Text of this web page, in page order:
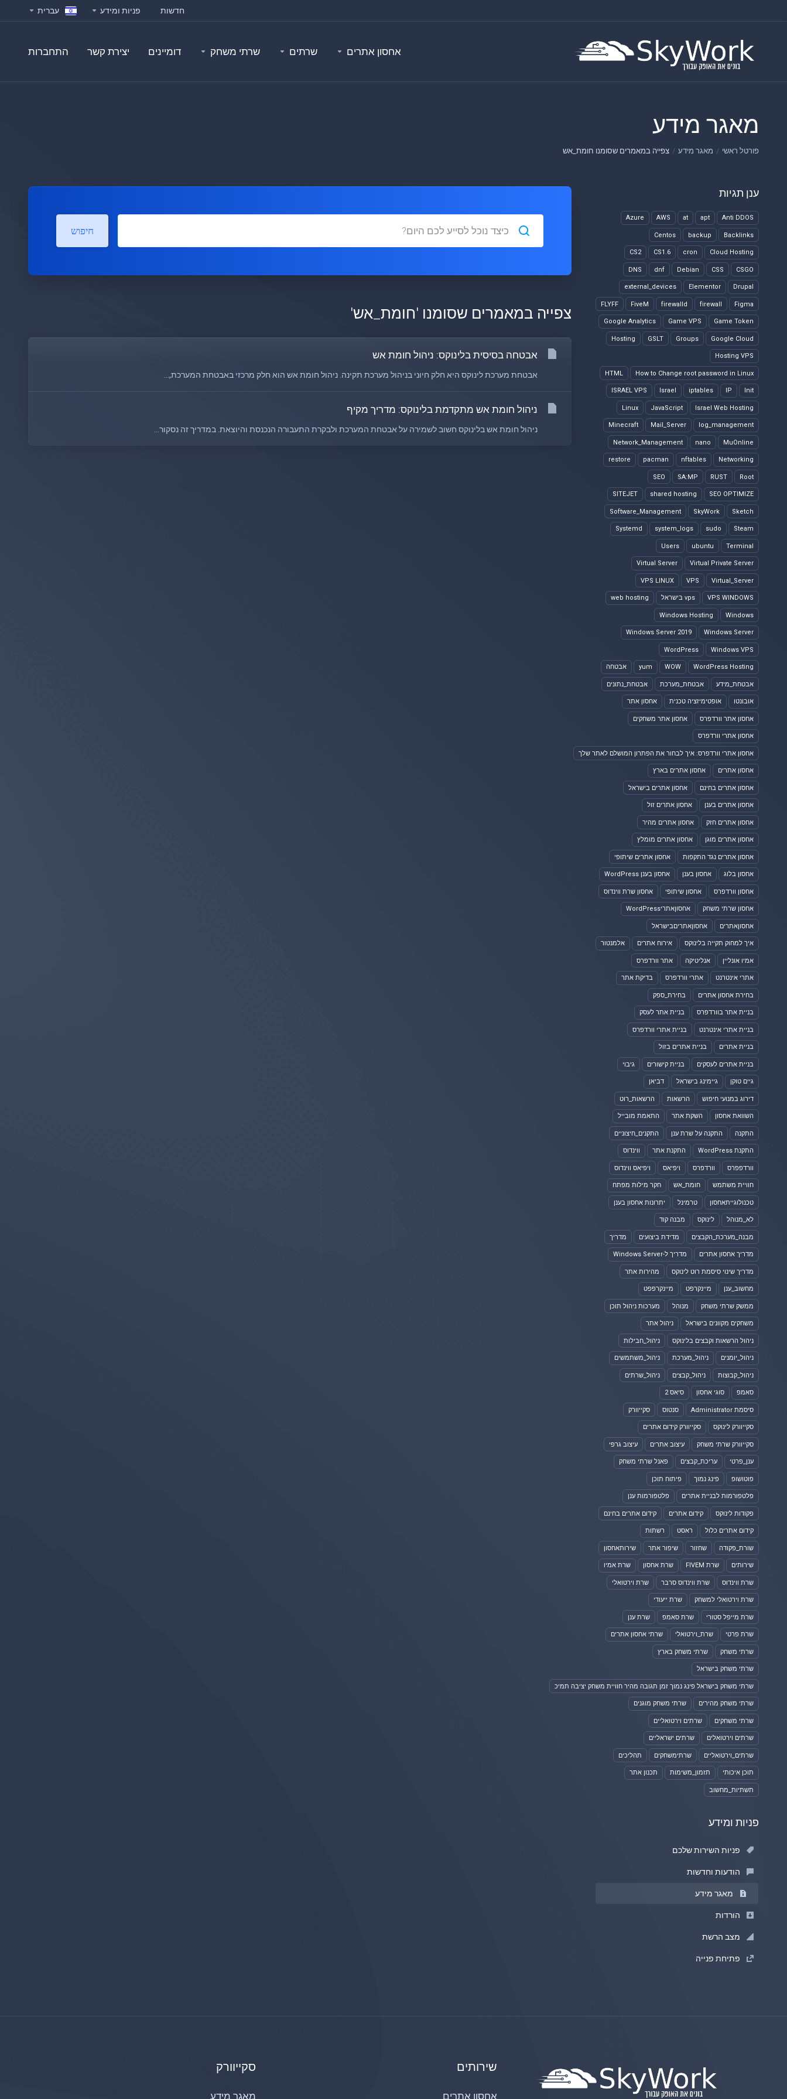
חדשות פניות ומידע עברית
אחסון אתרים שרתים שרתי משחק דומיינים יצירת קשר התחברות
מאגר מידע
פורטל ראשי מאגר מידע צפייה במאמרים שסומנו חומת_אש
ענן תגיות
Anti DDOS
apt
at
AWS
Azure
Backlinks
backup
Centos
Cloud Hosting
cron
CS1.6
CS2
CSGO
CSS
Debian
dnf
DNS
Drupal
Elementor
external_devices
Figma
firewall
firewalld
FiveM
FLYFF
Game Token
Game VPS
Google Analytics
Google Cloud
Groups
GSLT
Hosting
Hosting VPS
How to Change root password in Linux
HTML
Init
IP
iptables
Israel
ISRAEL VPS
Israel Web Hosting
JavaScript
Linux
log_management
Mail_Server
Minecraft
MuOnline
nano
Network_Management
Networking
nftables
pacman
restore
Root
RUST
SA:MP
SEO
SEO OPTIMIZE
shared hosting
SITEJET
Sketch
SkyWork
Software_Management
Steam
sudo
system_logs
Systemd
Terminal
ubuntu
Users
Virtual Private Server
Virtual Server
Virtual_Server
VPS
VPS LINUX
VPS WINDOWS vps בישראל web hosting
Windows
Windows Hosting
Windows Server
Windows Server 2019
Windows VPS
WordPress
WordPress Hosting
WOW
yum אבטחה
אבטחת_מידע אבטחת_מערכת אבטחת_נתונים
אובונטו אופטימיזציה טכנית אחסון אתר
אחסון אתר וורדפרס אחסון אתר משחקים
אחסון אתרי וורדפרס
אחסון אתרי וורדפרס: איך לבחור את הפתרון המושלם לאתר שלך
אחסון אתרים אחסון אתרים בארץ
אחסון אתרים בחינם אחסון אתרים בישראל
אחסון אתרים בענן אחסון אתרים זול
אחסון אתרים חזק אחסון אתרים מהיר
אחסון אתרים מוגן אחסון אתרים מומלץ
אחסון אתרים נגד התקפות אחסון אתרים שיתופי
אחסון בלוג אחסון בענן אחסון בענן WordPress
אחסון וורדפרס אחסון שיתופי אחסון שרת ווינדוס
אחסון שרתי משחק אחסוןאתריWordPress
אחסוןאתרים אחסוןאתריםבישראל
איך למחוק תקייה בלינוקס אירוח אתרים אלמנטור
אמיו אונליין אנליטיקה אתר וורדפרס
אתרי אינטרנט אתרי וורדפרס בדיקת אתר
בחירת אחסון אתרים בחירת_ספק
בניית אתר בוורדפרס בניית אתר לעסק
בניית אתרי אינטרנט בניית אתרי וורדפרס
בניית אתרים בניית אתרים בזול
בניית אתרים לעסקים בניית קישורים גיבוי
גיים טוקן גיימינג בישראל דביאן
דירוג במנועי חיפוש הרשאות הרשאות_רוט
השוואת אחסון השקת אתר התאמת מובייל
התקנה התקנה על שרת ענן התקנים_חיצוניים
התקנת WordPress התקנת אתר ווינדוס
וורדפפרס וורדפרס ויפיאס ויפיאס ווינדוס
חוויית משתמש חומת_אש חקר מילות מפתח
טכנולוגייתאחסון טרמינל יתרונות אחסון בענן
לא_מנוהל לינוקס מבנה קוד
מבנה_מערכת_הקבצים מדידת ביצועים מדריך
מדריך אחסון אתרים מדריך ל-Windows Server
מדריך שינוי סיסמת רוט לינוקס מהירות אתר
מחשוב_ענן מיינקרפט מיינקרפפט
ממשק שרתי משחק מנוהל מערכות ניהול תוכן
משחקים מקוונים בישראל ניהול אתר
ניהול הרשאות וקבצים בלינוקס ניהול_חבילות
ניהול_יומנים ניהול_מערכת ניהול_משתמשים
ניהול_קבוצות ניהול_קבצים ניהול_שרתים
סאמפ סוגי אחסון סיאס 2
סיסמת Administrator סנטוס סקייוורק
סקייוורק לינוקס סקייוורק קידום אתרים
סקייוורק שרתי משחק עיצוב אתרים עיצוב גרפי
ענן_פרטי עריכת_קבצים פאנל שרתי משחק
פוטושופ פינג נמוך פיתוח תוכן
פלטפורמות לבניית אתרים פלטפורמות ענן
פקודות לינוקס קידום אתרים קידום אתרים בחינם
קידום אתרים כלול ראסט רשתות
שורת_פקודה שחזור שיפור אתר שירותאחסון
שירותים שרת FIVEM שרת אחסון שרת אמיו
שרת ווינדוס שרת ווינדוס סרבר שרת וירטואלי
שרת וירטואלי למשחק שרת ייעודי
שרת מייפל סטורי שרת סאמפ שרת ענן
שרת פרטי שרת_וירטואלי שרתי אחסון אתרים
שרתי משחק שרתי משחק בארץ
שרתי משחק בישראל
שרתי משחק בישראל פינג נמוך זמן תגובה מהיר חוויית משחק יציבה תמיכ
שרתי משחק מהירים שרתי משחק מוגנים
שרתי משחקים שרתים וירטואליים
שרתים וירטואלים שרתים ישראליים
שרתים_וירטואליים שרתימשחקים תהליכים
תוכן איכותי תזמון_משימות תכנון אתר
תשתיות_מחשוב
פניות ומידע
פניות השירות שלכם
הודעות וחדשות
מאגר מידע
הורדות
מצב הרשת
פתיחת פנייה
חיפוש
צפייה במאמרים שסומנו 'חומת_אש'
אבטחה בסיסית בלינוקס: ניהול חומת אש
אבטחת מערכת לינוקס היא חלק חיוני בניהול מערכת תקינה. ניהול חומת אש הוא חלק מרכזי באבטחת המערכת,...
ניהול חומת אש מתקדמת בלינוקס: מדריך מקיף
ניהול חומת אש בלינוקס חשוב לשמירה על אבטחת המערכת ולבקרת התעבורה הנכנסת והיוצאת. במדריך זה נסקור...
שירותים
אחסון אתרים
סקייוורק
מאגר מידע